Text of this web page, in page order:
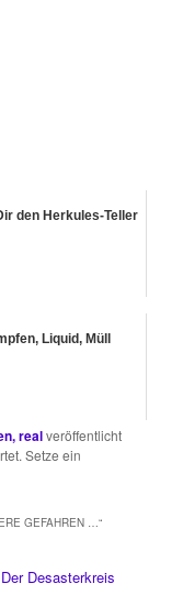
den Herkules-Teller
Liquid, Müll
realveröffentlicht
Setze ein
GEFAHREN …“
Desasterkreis